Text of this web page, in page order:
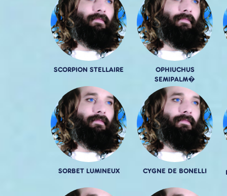
SCORPION STELLAIRE
OPHIUCHUS
SEMIPALM�
SORBET LUMINEUX CYGNE DE BONELLI